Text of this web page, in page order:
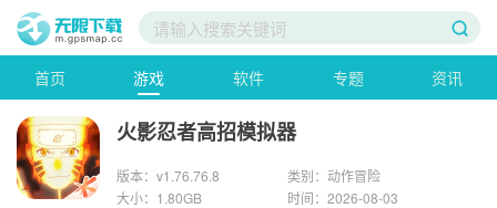
首页 游戏 软件 专题 资讯
火影忍者高招模拟器
版本：v1.76.76.8
类别：动作冒险
大小：1.80GB
时间：2026-08-03